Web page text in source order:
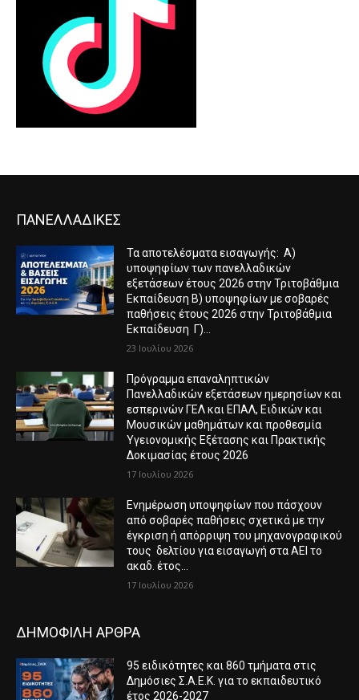
ΠΑΝΕΛΛΑΔΙΚΕΣ
Τα αποτελέσματα εισαγωγής: Α)
υποψηφίων των πανελλαδικών
εξετάσεων έτους 2026 στην Τριτοβάθμια
Εκπαίδευση Β) υποψηφίων με σοβαρές
παθήσεις έτους 2026 στην Τριτοβάθμια
Εκπαίδευση Γ)...
23 Ιουλίου 2026
Πρόγραμμα επαναληπτικών
Πανελλαδικών εξετάσεων ημερησίων και
εσπερινών ΓΕΛ και ΕΠΑΛ, Ειδικών και
Μουσικών μαθημάτων και προθεσμία
Υγειονομικής Εξέτασης και Πρακτικής
Δοκιμασίας έτους 2026
17 Ιουλίου 2026
Ενημέρωση υποψηφίων που πάσχουν
από σοβαρές παθήσεις σχετικά με την
έγκριση ή απόρριψη του μηχανογραφικού
τους δελτίου για εισαγωγή στα ΑΕΙ το
ακαδ. έτος...
17 Ιουλίου 2026
ΔΗΜΟΦΙΛΗ ΑΡΘΡΑ
95 ειδικότητες και 860 τμήματα στις
Δημόσιες Σ.Α.Ε.Κ. για το εκπαιδευτικό
έτος 2026-2027